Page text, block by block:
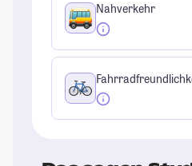
Nahverkehr